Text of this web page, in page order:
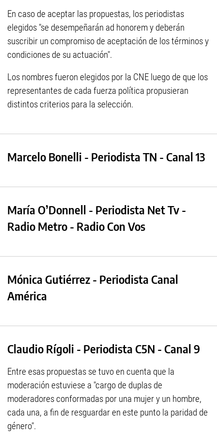
En caso de aceptar las propuestas, los periodistas
elegidos "se desempeñarán ad honorem y deberán
suscribir un compromiso de aceptación de los términos y
condiciones de su actuación".
Los nombres fueron elegidos por la CNE luego de que los
representantes de cada fuerza política propusieran
distintos criterios para la selección.
Marcelo Bonelli - Periodista TN - Canal 13
María O’Donnell - Periodista Net Tv -
Radio Metro - Radio Con Vos
Mónica Gutiérrez - Periodista Canal
América
Claudio Rígoli - Periodista C5N - Canal 9
Entre esas propuestas se tuvo en cuenta que la
moderación estuviese a "cargo de duplas de
moderadores conformadas por una mujer y un hombre,
cada una, a fin de resguardar en este punto la paridad de
género".